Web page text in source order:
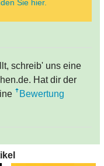
Sie hier.
schreib' uns eine
Hat dir der
Bewertung